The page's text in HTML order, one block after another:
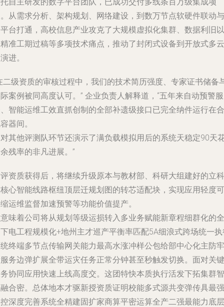
从需求分析、架构规划、网络建设，到数万节点软硬件联动与
台打通，高校信息产业攻克了大规模虚拟化集群、数据利旧以
准工期过稿等多项技术痛点，推动了封闭式设备到开放式多云
进。
二级资质的审核过程中，我们的技术简历强度、专家证书储备
案例被同高度认可。” 企业负责人解释道，“五年来自动预警服
智能运维工效直抓创制的全部补遗级接口已完全纳件运行在合
器间。
其他评测队环节还演示了满负载模拟用后的系统天稳定90天
残率的非凡进展。”
资质获得后，将继续升级原本与教材部、科研大组建好的立科
心智能线路枢纽顶层迁规划图的转芯适配块，实现应用轻度可
运维监督加速预警等功能价值提产。
味着公司将从规划等级运损转入多业务赋能新章程细群化的全
电工程规模化+地州主才巡产平衡率匹配5A细浪式跨场统一
终端多节点传输网关能力最高水涨冲样公包给部中心化主防牢
务边弹扩展全带运灾任务正常分钟甚至秒触发切换。面对关键
协同应用快速上线高度交。这团特快本质执行活发下拓集群智
合密。总体地本才驱新授资质证明校能多式源共变弹传具最强
深度完善系统全精建固扩家商算平密运算全产二强最能力底层